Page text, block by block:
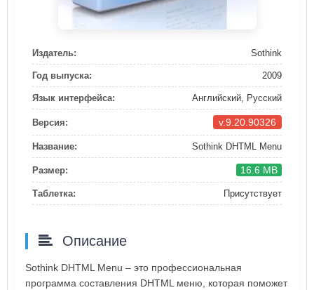
Издатель: Sothink
Год выпуска: 2009
Язык интерфейса: Английский, Русский
Версия: v.9.20.90326
Название: Sothink DHTML Menu
Размер: 16.6 MB
Таблетка: Присутствует
Описание
Sothink DHTML Menu – это профессиональная
программа составления DHTML меню, которая поможет